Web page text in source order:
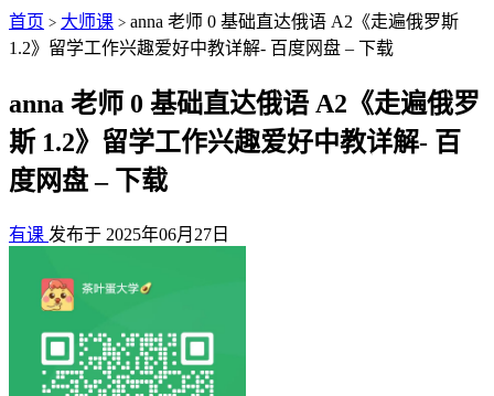
首页 > 大师课 > anna 老师 0 基础直达俄语 A2《走遍俄罗斯
1.2》留学工作兴趣爱好中教详解- 百度网盘 – 下载
anna 老师 0 基础直达俄语 A2《走遍俄罗
斯 1.2》留学工作兴趣爱好中教详解- 百
度网盘 – 下载
有课 发布于 2025年06月27日